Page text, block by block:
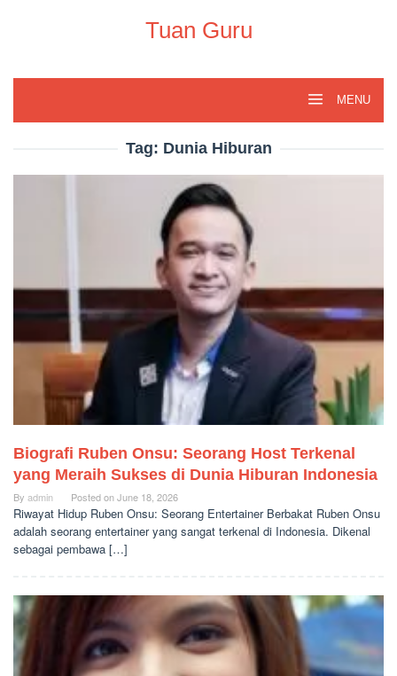
Tuan Guru
MENU
Tag: Dunia Hiburan
Biografi Ruben Onsu: Seorang Host Terkenal
yang Meraih Sukses di Dunia Hiburan Indonesia
By admin Posted onJune 18, 2026
Riwayat Hidup Ruben Onsu: Seorang Entertainer Berbakat Ruben Onsu
adalah seorang entertainer yang sangat terkenal di Indonesia. Dikenal
sebagai pembawa […]